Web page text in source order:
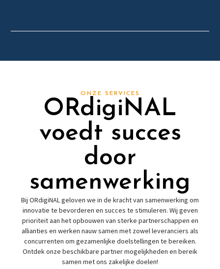
ONZE SERVICES
ORdigiNAL
voedt succes
door
samenwerking
Bij ORdigiNAL geloven we in de kracht van samenwerking om
innovatie te bevorderen en succes te stimuleren. Wij geven
prioriteit aan het opbouwen van sterke partnerschappen en
allianties en werken nauw samen met zowel leveranciers als
concurrenten om gezamenlijke doelstellingen te bereiken.
Ontdek onze beschikbare partner mogelijkheden en bereik
samen met ons zakelijke doelen!